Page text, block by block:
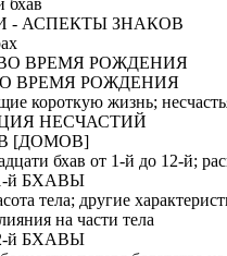
бхaв
- АСПЕКТЫ ЗНАКОВ
ВО ВРЕМЯ РОЖДЕНИЯ
ВРЕМЯ РОЖДЕНИЯ
короткую жизнь;
НЕСЧАСТИЙ
[ДОМОВ]
бхaв от 1-й до 12-й;
й БХAВЫ
тела; другие
на части тела
й БХAВЫ